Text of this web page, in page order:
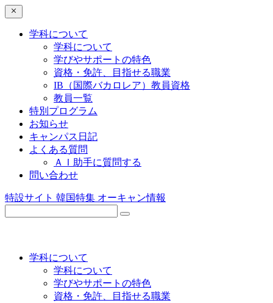
学科について
学科について
学びやサポートの特色
資格・免許、目指せる職業
IB（国際バカロレア）教員資格
教員一覧
特別プログラム
お知らせ
キャンパス日記
よくある質問
ＡＩ助手に質問する
問い合わせ
特設サイト 韓国特集 オーキャン情報
学科について
学科について
学びやサポートの特色
資格・免許、目指せる職業